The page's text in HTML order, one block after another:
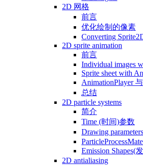
2D 网格
前言
优化绘制的像素
Converting
2D sprite animation
前言
Individual images
Sprite sheet with
AnimationPlayer
总结
2D particle systems
简介
Time (时间)参数
Drawing
Emission Shapes(
2D antialiasing